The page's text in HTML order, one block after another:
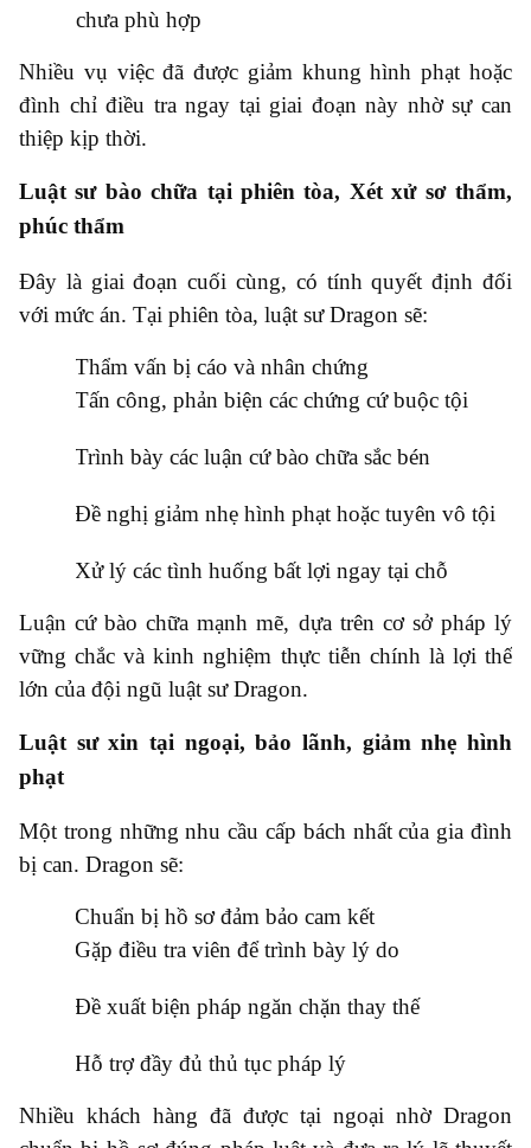
chưa phù hợp
Nhiều vụ việc đã được giảm khung hình phạt hoặc
đình chỉ điều tra ngay tại giai đoạn này nhờ sự can
thiệp kịp thời.
Luật sư bào chữa tại phiên tòa, Xét xử sơ thẩm,
phúc thẩm
Đây là giai đoạn cuối cùng, có tính quyết định đối
với mức án. Tại phiên tòa, luật sư Dragon sẽ:
Thẩm vấn bị cáo và nhân chứng
Tấn công, phản biện các chứng cứ buộc tội
Trình bày các luận cứ bào chữa sắc bén
Đề nghị giảm nhẹ hình phạt hoặc tuyên vô tội
Xử lý các tình huống bất lợi ngay tại chỗ
Luận cứ bào chữa mạnh mẽ, dựa trên cơ sở pháp lý
vững chắc và kinh nghiệm thực tiễn chính là lợi thế
lớn của đội ngũ luật sư Dragon.
Luật sư xin tại ngoại, bảo lãnh, giảm nhẹ hình
phạt
Một trong những nhu cầu cấp bách nhất của gia đình
bị can. Dragon sẽ:
Chuẩn bị hồ sơ đảm bảo cam kết
Gặp điều tra viên để trình bày lý do
Đề xuất biện pháp ngăn chặn thay thế
Hỗ trợ đầy đủ thủ tục pháp lý
Nhiều khách hàng đã được tại ngoại nhờ Dragon